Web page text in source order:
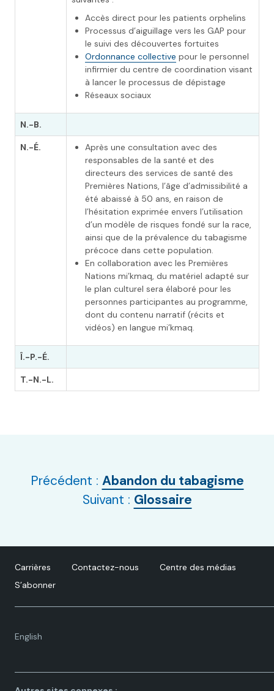
Accès direct pour les patients orphelins
Processus d’aiguillage vers les GAP pour
le suivi des découvertes fortuites
Ordonnance collective pour le personnel
infirmier du centre de coordination visant
à lancer le processus de dépistage
Réseaux sociaux
N.-B.
N.-É.
Après une consultation avec des
responsables de la santé et des
directeurs des services de santé des
Premières Nations, l’âge d’admissibilité a
été abaissé à 50 ans, en raison de
l’hésitation exprimée envers l’utilisation
d’un modèle de risques fondé sur la race,
ainsi que de la prévalence du tabagisme
précoce dans cette population.
En collaboration avec les Premières
Nations mi’kmaq, du matériel adapté sur
le plan culturel sera élaboré pour les
personnes participantes au programme,
dont du contenu narratif (récits et
vidéos) en langue mi’kmaq.
Î.-P.-É.
T.-N.-L.
Précédent : Abandon du tabagisme
Suivant : Glossaire
Carrières Contactez-nous
Centre des médias
S’abonner
English
Language